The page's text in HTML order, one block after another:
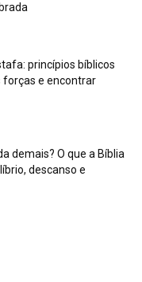
princípios bíblicos
forças e encontrar
demais? O que a Bíblia
descanso e